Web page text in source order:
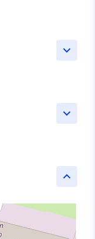
keyboard_arrow_down
keyboard_arrow_down
keyboard_arrow_up